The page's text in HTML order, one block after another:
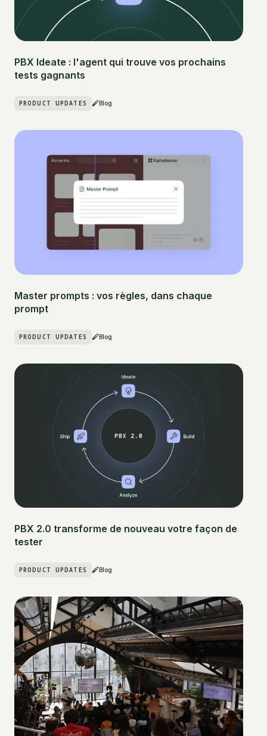
PBX Ideate : l'agent qui trouve vos prochains
tests gagnants
PRODUCT UPDATES Blog
Master prompts : vos règles, dans chaque
prompt
PRODUCT UPDATES Blog
PBX 2.0 transforme de nouveau votre façon de
tester
PRODUCT UPDATES Blog